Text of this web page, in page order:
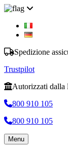
Spedizione
Trustpilot
Autorizzati dalla
800 910 105
800 910 105
Menu